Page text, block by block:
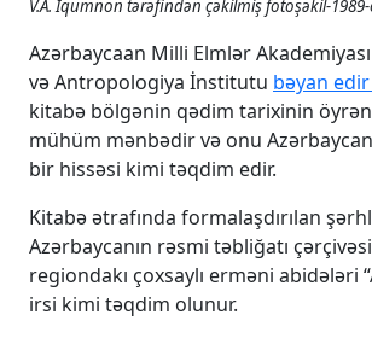
V.A. İqumnon tərəfindən çəkilmiş fotoşəkil-1989-
Azərbaycaan Milli Elmlər
və Antropologiya İnstitutu bəyan
kitabə bölgənin qədim tarixinin
mühüm mənbədir və onu
bir hissəsi kimi təqdim edir.
Kitabə ətrafında formalaşdırılan
Azərbaycanın rəsmi təbliğatı
regiondakı çoxsaylı erməni abidələri
irsi kimi təqdim olunur.